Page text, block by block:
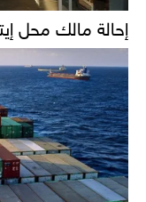
إحالة مالك محل